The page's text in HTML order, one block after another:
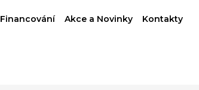
Financování Akce a Novinky Kontakty